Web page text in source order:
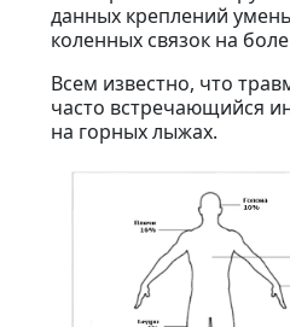
данных креплений
коленных связок на
Всем известно, что
часто встречающийся
на горных лыжах.